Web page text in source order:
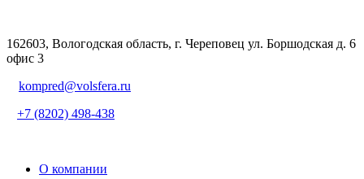
162603, Вологодская область, г. Череповец ул. Боршодская д. 6
офис 3
kompred@volsfera.ru
+7 (8202) 498-438
О компании